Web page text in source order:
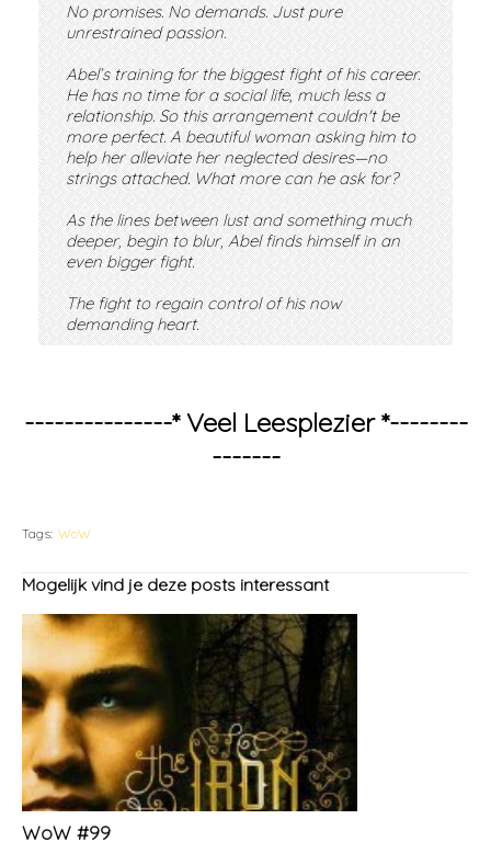
No promises. No demands. Just pure
unrestrained passion.
Abel’s training for the biggest fight of his career.
He has no time for a social life, much less a
relationship. So this arrangement couldn't be
more perfect. A beautiful woman asking him to
help her alleviate her neglected desires—no
strings attached. What more can he ask for?
As the lines between lust and something much
deeper, begin to blur, Abel finds himself in an
even bigger fight.
The fight to regain control of his now
demanding heart.
---------------* Veel Leesplezier *--------
-------
Tags: WoW
Mogelijk vind je deze posts interessant
WoW #99